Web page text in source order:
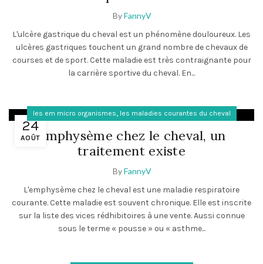
ByFannyV
L'ulcère gastrique du cheval est un phénomène douloureux. Les
ulcères gastriques touchent un grand nombre de chevaux de
courses et de sport. Cette maladie est très contraignante pour
la carrière sportive du cheval. En...
24
AOÛT
les em micro organismes, les maladies courantes du cheval
Emphysème chez le cheval, un
traitement existe
ByFannyV
L'emphysème chez le cheval est une maladie respiratoire
courante. Cette maladie est souvent chronique. Elle est inscrite
sur la liste des vices rédhibitoires à une vente. Aussi connue
sous le terme « pousse » ou « asthme...